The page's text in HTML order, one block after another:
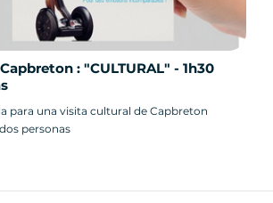
: "CULTURAL" - 1h30
para una visita cultural de Capbreton
personas